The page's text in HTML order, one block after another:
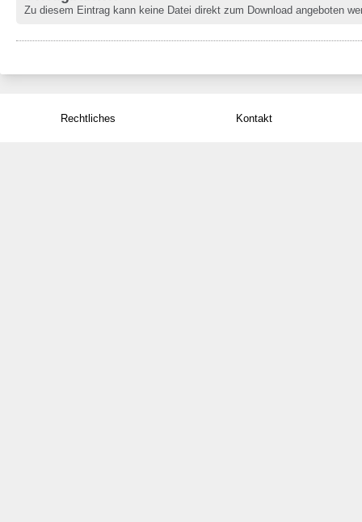
Zu diesem Eintrag kann keine Datei direkt zum Download angeboten
Rechtliches Kontakt